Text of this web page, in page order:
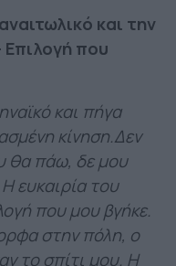
και την
που
και πήγα
κίνηση.Δεν
θα πάω, δε μου
ευκαιρία του
που μου βγήκε.
στην πόλη, ο
το σπίτι μου. Η